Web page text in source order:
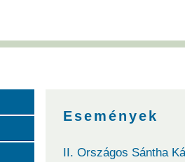
Események
II. Országos Sántha